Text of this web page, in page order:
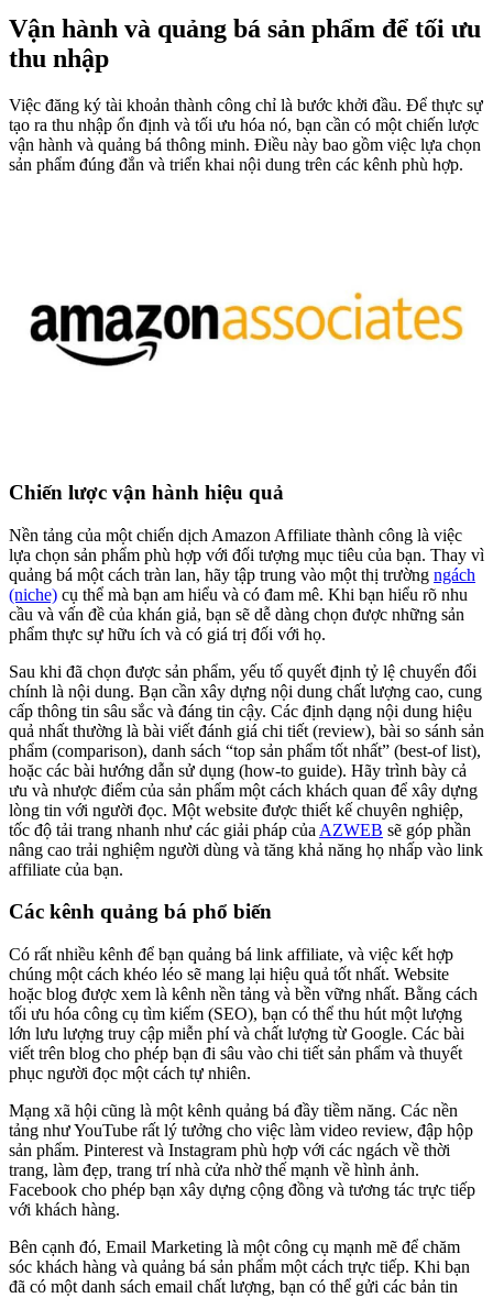
Vận hành và quảng bá sản phẩm để tối ưu
thu nhập
Việc đăng ký tài khoản thành công chỉ là bước khởi đầu. Để thực sự
tạo ra thu nhập ổn định và tối ưu hóa nó, bạn cần có một chiến lược
vận hành và quảng bá thông minh. Điều này bao gồm việc lựa chọn
sản phẩm đúng đắn và triển khai nội dung trên các kênh phù hợp.
Chiến lược vận hành hiệu quả
Nền tảng của một chiến dịch Amazon Affiliate thành công là việc
lựa chọn sản phẩm phù hợp với đối tượng mục tiêu của bạn. Thay vì
quảng bá một cách tràn lan, hãy tập trung vào một thị trường ngách
(niche) cụ thể mà bạn am hiểu và có đam mê. Khi bạn hiểu rõ nhu
cầu và vấn đề của khán giả, bạn sẽ dễ dàng chọn được những sản
phẩm thực sự hữu ích và có giá trị đối với họ.
Sau khi đã chọn được sản phẩm, yếu tố quyết định tỷ lệ chuyển đổi
chính là nội dung. Bạn cần xây dựng nội dung chất lượng cao, cung
cấp thông tin sâu sắc và đáng tin cậy. Các định dạng nội dung hiệu
quả nhất thường là bài viết đánh giá chi tiết (review), bài so sánh sản
phẩm (comparison), danh sách “top sản phẩm tốt nhất” (best-of list),
hoặc các bài hướng dẫn sử dụng (how-to guide). Hãy trình bày cả
ưu và nhược điểm của sản phẩm một cách khách quan để xây dựng
lòng tin với người đọc. Một website được thiết kế chuyên nghiệp,
tốc độ tải trang nhanh như các giải pháp của AZWEB sẽ góp phần
nâng cao trải nghiệm người dùng và tăng khả năng họ nhấp vào link
affiliate của bạn.
Các kênh quảng bá phổ biến
Có rất nhiều kênh để bạn quảng bá link affiliate, và việc kết hợp
chúng một cách khéo léo sẽ mang lại hiệu quả tốt nhất. Website
hoặc blog được xem là kênh nền tảng và bền vững nhất. Bằng cách
tối ưu hóa công cụ tìm kiếm (SEO), bạn có thể thu hút một lượng
lớn lưu lượng truy cập miễn phí và chất lượng từ Google. Các bài
viết trên blog cho phép bạn đi sâu vào chi tiết sản phẩm và thuyết
phục người đọc một cách tự nhiên.
Mạng xã hội cũng là một kênh quảng bá đầy tiềm năng. Các nền
tảng như YouTube rất lý tưởng cho việc làm video review, đập hộp
sản phẩm. Pinterest và Instagram phù hợp với các ngách về thời
trang, làm đẹp, trang trí nhà cửa nhờ thế mạnh về hình ảnh.
Facebook cho phép bạn xây dựng cộng đồng và tương tác trực tiếp
với khách hàng.
Bên cạnh đó, Email Marketing là một công cụ mạnh mẽ để chăm
sóc khách hàng và quảng bá sản phẩm một cách trực tiếp. Khi bạn
đã có một danh sách email chất lượng, bạn có thể gửi các bản tin